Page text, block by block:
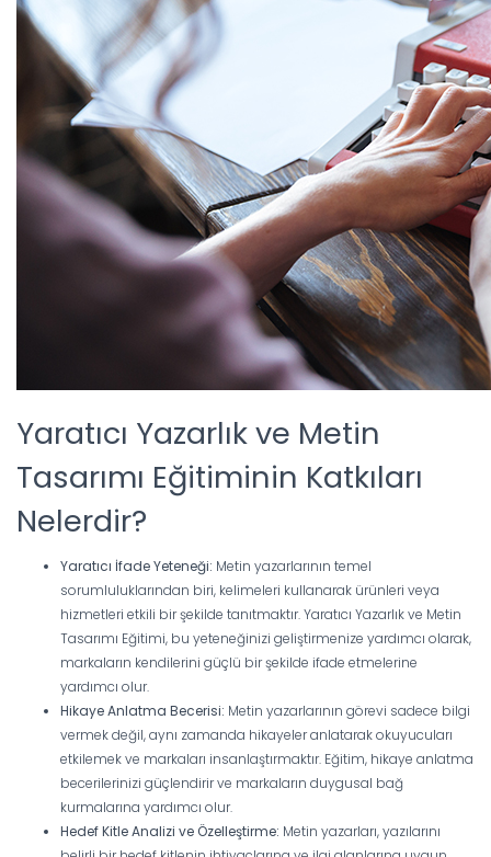
Yaratıcı Yazarlık ve Metin
Tasarımı Eğitiminin Katkıları
Nelerdir?
Yaratıcı İfade Yeteneği: Metin yazarlarının temel
sorumluluklarından biri, kelimeleri kullanarak ürünleri veya
hizmetleri etkili bir şekilde tanıtmaktır. Yaratıcı Yazarlık ve Metin
Tasarımı Eğitimi, bu yeteneğinizi geliştirmenize yardımcı olarak,
markaların kendilerini güçlü bir şekilde ifade etmelerine
yardımcı olur.
Hikaye Anlatma Becerisi: Metin yazarlarının görevi sadece bilgi
vermek değil, aynı zamanda hikayeler anlatarak okuyucuları
etkilemek ve markaları insanlaştırmaktır. Eğitim, hikaye anlatma
becerilerinizi güçlendirir ve markaların duygusal bağ
kurmalarına yardımcı olur.
Hedef Kitle Analizi ve Özelleştirme: Metin yazarları, yazılarını